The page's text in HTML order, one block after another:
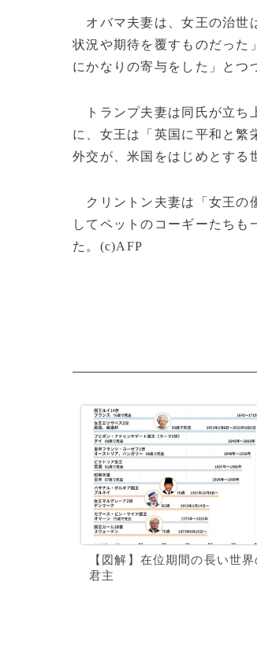
オバマ夫妻は、女王の治世
状況や期待を覆すものだった
にかなりの寄与をした」とつ
トランプ夫妻は同氏が立ち
に、女王は「英国に平和と繁
外交が、米国をはじめとする
クリントン夫妻は「女王の
してペットのコーギーたちも
た。(c)AFP
【図解】在位期間の長い世界
君主